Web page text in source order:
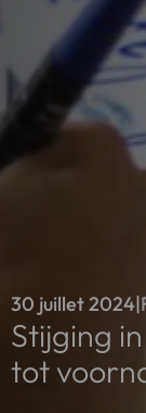
30 juillet 2024|
Stijging
tot